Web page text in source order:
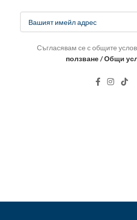
Съгласявам се с общите
ползване / Общи